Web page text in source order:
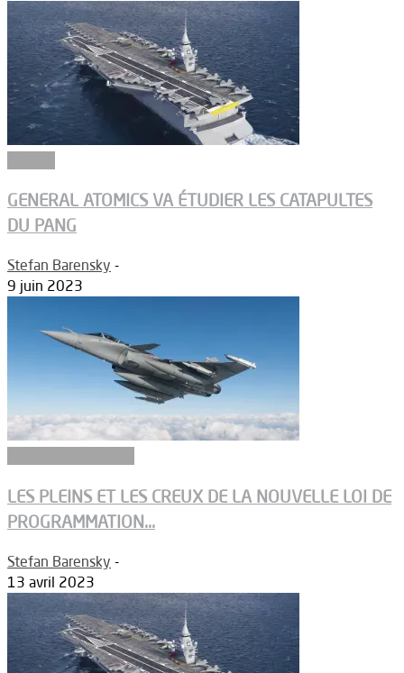
GENERAL ATOMICS VA ÉTUDIER LES CATAPULTES
DU PANG
Stefan Barensky -
9 juin 2023
LES PLEINS ET LES CREUX DE LA NOUVELLE LOI DE
PROGRAMMATION...
Stefan Barensky -
13 avril 2023